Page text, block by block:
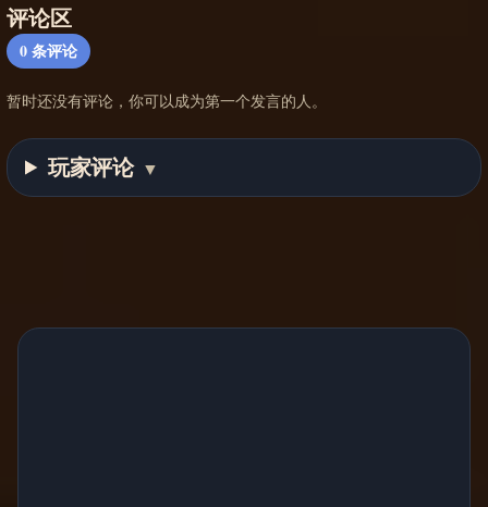
评论区
0条评论
暂时还没有评论，你可以成为第一个发言的人。
玩家评论 ▼